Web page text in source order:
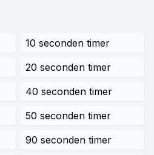
10 seconden timer
20 seconden timer
40 seconden timer
50 seconden timer
90 seconden timer